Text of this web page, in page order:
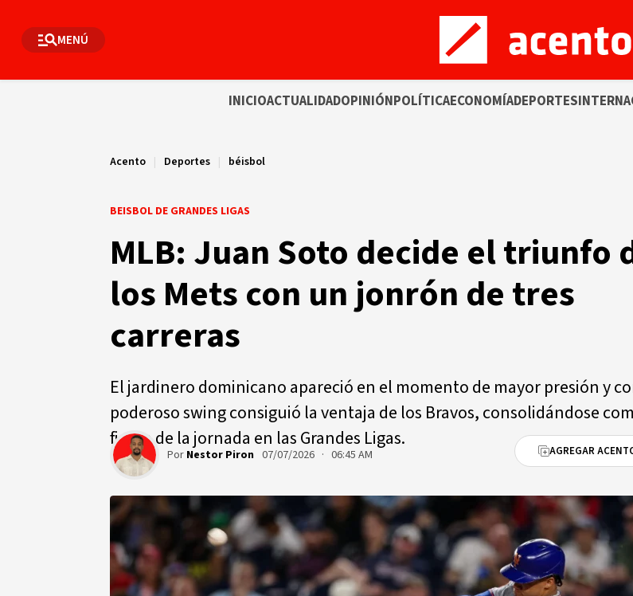
MENÚ
INICIOACTUALIDADOPINIÓNPOLÍTICAECONOMÍADEPORTES
Acento | Deportes | béisbol
BEISBOL DE GRANDES LIGAS
MLB: Juan Soto decide el triunfo
los Mets con un jonrón de tres
carreras
El jardinero dominicano apareció en el momento de mayor presión y
poderoso swing consiguió la ventaja de los Bravos, consolidándose
figura de la jornada en las Grandes Ligas.
Por Nestor Piron 07/07/2026 · 06:45 AM AGREGAR